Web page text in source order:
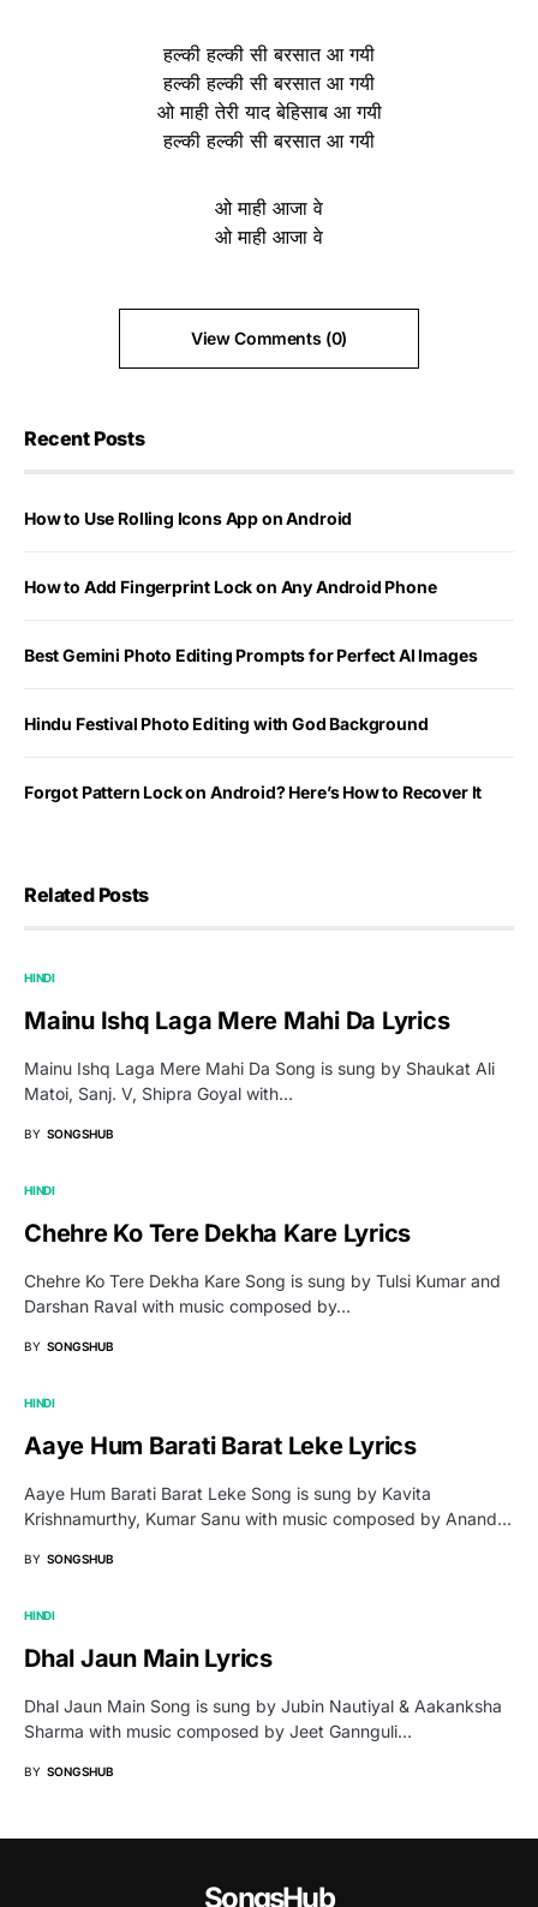
हल्की हल्की सी बरसात आ गयी
हल्की हल्की सी बरसात आ गयी
ओ माही तेरी याद बेहिसाब आ गयी
हल्की हल्की सी बरसात आ गयी
ओ माही आजा वे
ओ माही आजा वे
View Comments (0)
Recent Posts
How to Use Rolling Icons App on Android
How to Add Fingerprint Lock on Any Android Phone
Best Gemini Photo Editing Prompts for Perfect AI Images
Hindu Festival Photo Editing with God Background
Forgot Pattern Lock on Android? Here’s How to Recover It
Related Posts
HINDI
Mainu Ishq Laga Mere Mahi Da Lyrics
Mainu Ishq Laga Mere Mahi Da Song is sung by Shaukat Ali
Matoi, Sanj. V, Shipra Goyal with…
BY SONGSHUB
HINDI
Chehre Ko Tere Dekha Kare Lyrics
Chehre Ko Tere Dekha Kare Song is sung by Tulsi Kumar and
Darshan Raval with music composed by…
BY SONGSHUB
HINDI
Aaye Hum Barati Barat Leke Lyrics
Aaye Hum Barati Barat Leke Song is sung by Kavita
Krishnamurthy, Kumar Sanu with music composed by Anand…
BY SONGSHUB
HINDI
Dhal Jaun Main Lyrics
Dhal Jaun Main Song is sung by Jubin Nautiyal & Aakanksha
Sharma with music composed by Jeet Gannguli…
BY SONGSHUB
SongsHub